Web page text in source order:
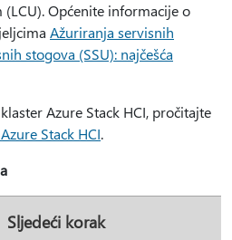
Općenite informacije o
Ažuriranja servisnih
stogova (SSU): najčešća
Azure Stack HCI, pročitajte
Stack HCI.
Sljedeći korak